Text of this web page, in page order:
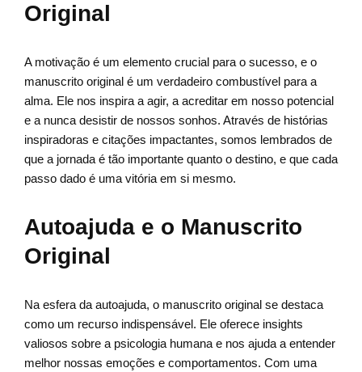
Original
A motivação é um elemento crucial para o sucesso, e o
manuscrito original é um verdadeiro combustível para a
alma. Ele nos inspira a agir, a acreditar em nosso potencial
e a nunca desistir de nossos sonhos. Através de histórias
inspiradoras e citações impactantes, somos lembrados de
que a jornada é tão importante quanto o destino, e que cada
passo dado é uma vitória em si mesmo.
Autoajuda e o Manuscrito
Original
Na esfera da autoajuda, o manuscrito original se destaca
como um recurso indispensável. Ele oferece insights
valiosos sobre a psicologia humana e nos ajuda a entender
melhor nossas emoções e comportamentos. Com uma